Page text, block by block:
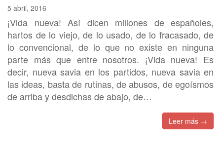
5 abril, 2016
¡Vida nueva! Así dicen millones de españoles,
hartos de lo viejo, de lo usado, de lo fracasado, de
lo convencional, de lo que no existe en ninguna
parte más que entre nosotros. ¡Vida nueva! Es
decir, nueva savia en los partidos, nueva savia en
las ideas, basta de rutinas, de abusos, de egoísmos
de arriba y desdichas de abajo, de…
Leer más →